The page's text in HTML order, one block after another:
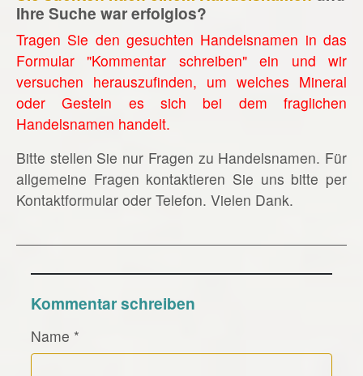
Ihre Suche war erfolglos?
Tragen Sie den gesuchten Handelsnamen in das
Formular "Kommentar schreiben" ein und wir
versuchen herauszufinden, um welches Mineral
oder Gestein es sich bei dem fraglichen
Handelsnamen handelt.
Bitte stellen Sie nur Fragen zu Handelsnamen. Für
allgemeine Fragen kontaktieren Sie uns bitte per
Kontaktformular oder Telefon. Vielen Dank.
Kommentar schreiben
Name *